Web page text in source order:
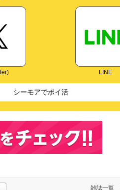
LINE
シーモアでポイ活
雑誌一覧